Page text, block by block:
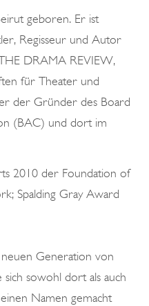
geboren. Er ist
Regisseur und Autor
DRAMA REVIEW,
für Theater und
der Gründer des Board
(BAC) und dort im
2010 der Foundation of
Spalding Gray Award
Generation von
sowohl dort als auch
Namen gemacht